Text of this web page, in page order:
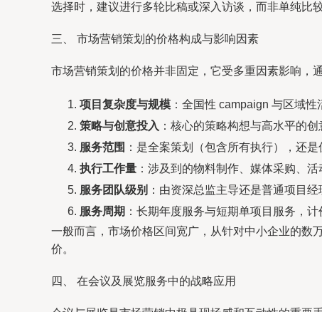
选择时，建议进行多轮比稿或深入访谈，而非单纯比较
三、 市场营销策划的价格构成与影响因素
市场营销策划的价格并非固定，它受多重因素影响，
项目复杂度与规模 ：全国性 campaign 与区域性
策略与创意投入 ：核心的策略构想与高水平的
服务范围 ：是全案策划（包含所有执行），还
执行工作量 ：涉及到的物料制作、媒体采购、
服务团队级别 ：由资深总监主导还是普通项目经
服务周期 ：长期年度服务与短期单项目服务，计
一般而言，市场价格区间宽广，从针对中小企业的数
价。
四、 在会议及展览服务中的战略应用